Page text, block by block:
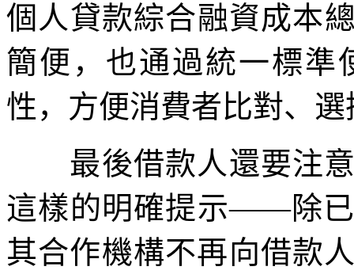
個人貸款綜合融資成本
簡便，也通過統一標準
性，方便消費者比對、
最後借款人還要注意
這樣的明確提示——除
其合作機構不再向借款